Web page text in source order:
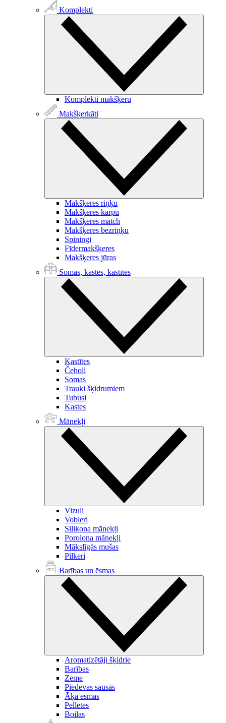
Komplekti
Komplekti makšķeru
Makšķerkāti
Makšķeres riņķu
Makšķeres karpu
Makšķeres match
Makšķeres bezriņķu
Spiningi
Fīdermakšķeres
Makšķeres jūras
Somas, kastes, kastītes
Kastītes
Čeholi
Somas
Trauki šķidrumiem
Tubusi
Kastes
Mānekļi
Vizuļi
Vobleri
Silikona mānekļi
Porolona mānekļi
Mākslīgās mušas
Pilkeri
Barības un ēsmas
Aromatizētāji šķidrie
Barības
Zeme
Piedevas sausās
Āķa ēsmas
Pelletes
Boilas